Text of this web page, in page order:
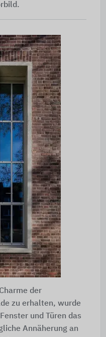
der
zu erhalten, wurde
und Türen das
Annäherung an